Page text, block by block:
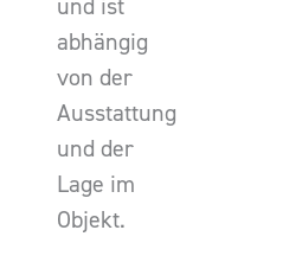
und ist
abhängig
von der
Ausstattung
und der
Lage im
Objekt.